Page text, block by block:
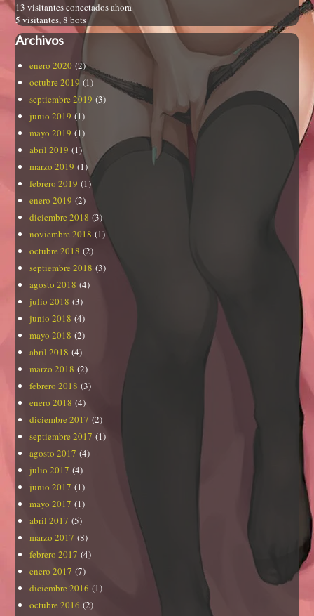
13 visitantes conectados ahora
5 visitantes,8 bots
Archivos
enero 2020 (2)
octubre 2019 (1)
septiembre 2019 (3)
junio 2019 (1)
mayo 2019 (1)
abril 2019 (1)
marzo 2019 (1)
febrero 2019 (1)
enero 2019 (2)
diciembre 2018 (3)
noviembre 2018 (1)
octubre 2018 (2)
septiembre 2018 (3)
agosto 2018 (4)
julio 2018 (3)
junio 2018 (4)
mayo 2018 (2)
abril 2018 (4)
marzo 2018 (2)
febrero 2018 (3)
enero 2018 (4)
diciembre 2017 (2)
septiembre 2017 (1)
agosto 2017 (4)
julio 2017 (4)
junio 2017 (1)
mayo 2017 (1)
abril 2017 (5)
marzo 2017 (8)
febrero 2017 (4)
enero 2017 (7)
diciembre 2016 (1)
octubre 2016 (2)